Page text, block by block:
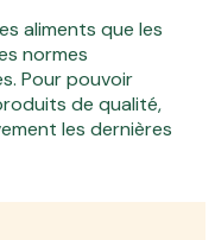
aliments que les
normes
Pour pouvoir
de qualité,
les dernières